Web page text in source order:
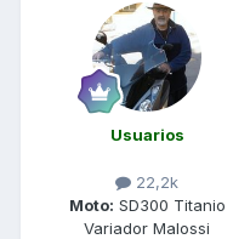
Usuarios
22,2k
Moto: SD300 Titanio
Variador Malossi